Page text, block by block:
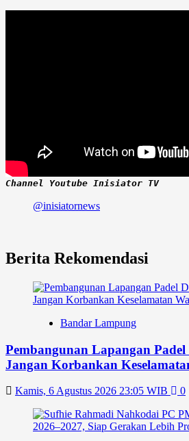
Channel Youtube Inisiator TV
@inisiatornews
Berita Rekomendasi
Bandar Lampung
Pembangunan Lapangan
Jangan Korbankan
Kamis, 6 Agustus 2026 23:05 WIB 0